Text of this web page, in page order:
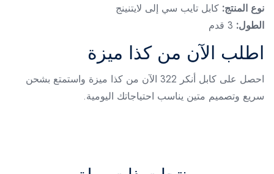
نوع المنتج: كابل تايب سي إلى لايتنينج
الطول:
اطلب الآن من كذا ميزة
احصل على كابل أنكر 322 الآن من كذا ميزة واستمتع بشحن
سريع وتصميم متين يناسب احتياجاتك اليومية.